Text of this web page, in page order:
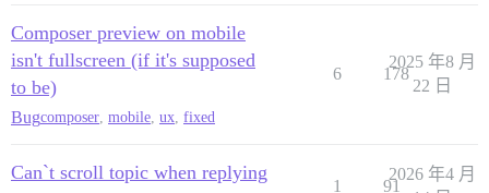
Composer preview on mobile
isn't fullscreen (if it's supposed
to be)
Bugcomposer, mobile, ux, fixed
6 178
2025 年8 月
22 日
Can`t scroll topic when replying
1 91
2026 年4 月